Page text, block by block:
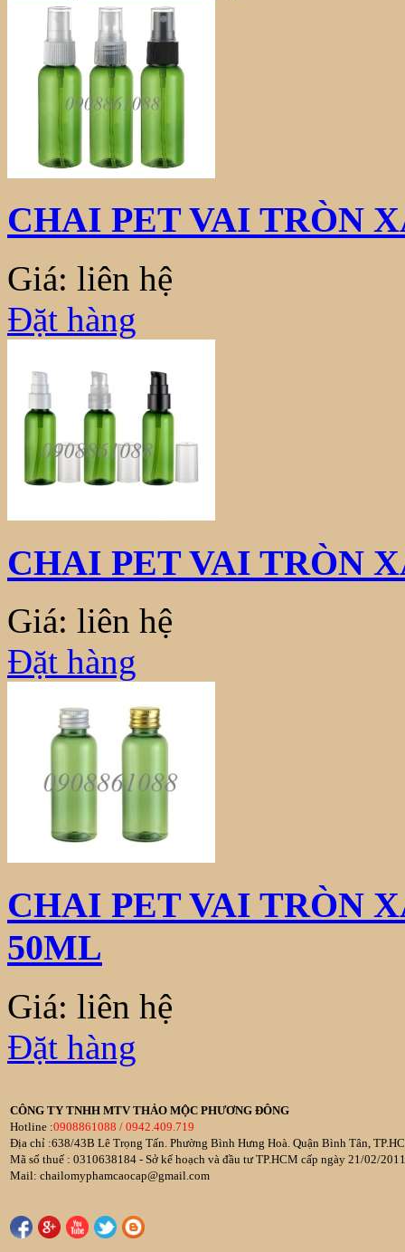
CHAI PET VAI TRÒN
Giá: liên hệ
Đặt hàng
CHAI PET VAI TRÒN
Giá: liên hệ
Đặt hàng
CHAI PET VAI TRÒN
50ML
Giá: liên hệ
Đặt hàng
CÔNG TY TNHH MTV THẢO MỘC PHƯƠNG ĐÔNG
Hotline :0908861088 / 0942.409.719
Địa chỉ :638/43B Lê Trọng Tấn. Phường Bình Hưng Hoà. Quận Bình Tân,
Mã số thuế : 0310638184 - Sở kế hoạch và đầu tư TP.HCM cấp ngày 21/02/
Mail: chailomyphamcaocap@gmail.com